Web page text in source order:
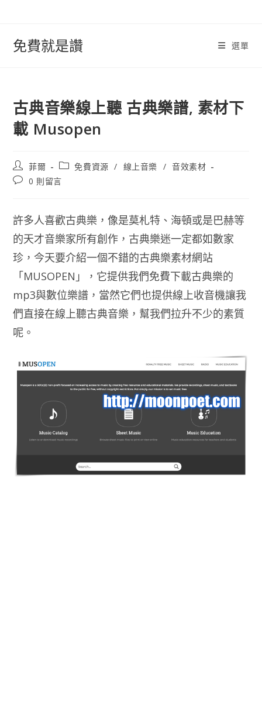
免費就是讚 選單
古典音樂線上聽 古典樂譜, 素材下
載 Musopen
文
章
作
菲爾
文
章
類
免費資源 / 線上音樂 / 音效素材
文
論：
0 則留言
許多人喜歡古典樂，像是莫札特、海頓或是巴赫等
的天才音樂家所有創作，古典樂迷一定都如數家
珍，今天要介紹一個不錯的古典樂素材網站
「MUSOPEN」，它提供我們免費下載古典樂的
mp3與數位樂譜，當然它們也提供線上收音機讓我
們直接在線上聽古典音樂，幫我們拉升不少的素質
呢。